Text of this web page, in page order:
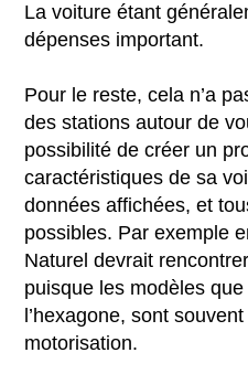
La voiture étant
dépenses important.
Pour le reste, cela n’a
des stations autour de
possibilité de créer un
caractéristiques de sa
données affichées, et
possibles. Par exemple
Naturel devrait
puisque les modèles
l’hexagone, sont
motorisation.